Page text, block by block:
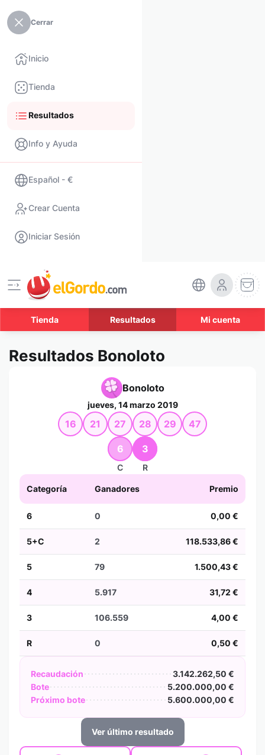
Cerrar
Inicio
Tienda
Resultados
Info y Ayuda
Español - €
Crear Cuenta
Iniciar Sesión
Tienda Resultados Mi cuenta
Resultados Bonoloto
Bonoloto
jueves, 14 marzo 2019
16 21 27 28 29 47
6
C
3
R
Categoría Ganadores Premio
6 0 0,00 €
5+C 2 118.533,86 €
5 79 1.500,43 €
4 5.917 31,72 €
3 106.559 4,00 €
R 0 0,50 €
Recaudación
3.142.262,50 €
Bote
5.200.000,00 €
Próximo bote
5.600.000,00 €
Ver último resultado